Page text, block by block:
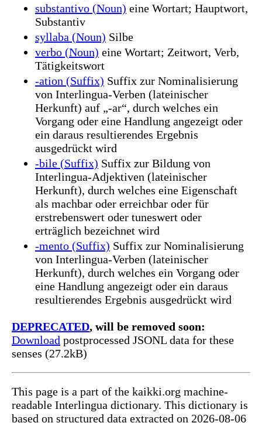
substantivo (Noun) eine Wortart; Hauptwort,
Substantiv
syllaba (Noun) Silbe
verbo (Noun) eine Wortart; Zeitwort, Verb,
Tätigkeitswort
-ation (Suffix) Suffix zur Nominalisierung
von Interlingua-Verben (lateinischer
Herkunft) auf „-ar“, durch welches ein
Vorgang oder eine Handlung angezeigt oder
ein daraus resultierendes Ergebnis
ausgedrückt wird
-bile (Suffix) Suffix zur Bildung von
Interlingua-Adjektiven (lateinischer
Herkunft), durch welches eine Eigenschaft
als machbar oder erreichbar oder für
erstrebenswert oder tuneswert oder
erträglich bezeichnet wird
-mento (Suffix) Suffix zur Nominalisierung
von Interlingua-Verben (lateinischer
Herkunft), durch welches ein Vorgang oder
eine Handlung angezeigt oder ein daraus
resultierendes Ergebnis ausgedrückt wird
DEPRECATED, will be removed soon:
Download postprocessed JSONL data for these
senses (27.2kB)
This page is a part of the kaikki.org machine-
readable Interlingua dictionary. This dictionary is
based on structured data extracted on 2026-08-06